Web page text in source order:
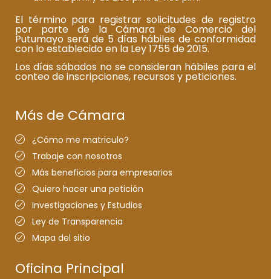
El término para registrar solicitudes de registro
por parte de la Cámara de Comercio del
Putumayo será de 5 días hábiles de conformidad
con lo establecido en la Ley 1755 de 2015.
Los días sábados no se consideran hábiles para el
conteo de inscripciones, recursos y peticiones.
Más de Cámara
¿Cómo me matriculo?
Trabaje con nosotros
Más beneficios para empresarios
Quiero hacer una petición
Investigaciones y Estudios
Ley de Transparencia
Mapa del sitio
Oficina Principal